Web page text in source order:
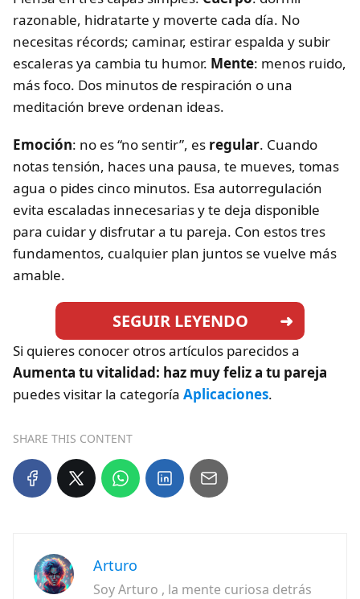
razonable, hidratarte y moverte cada día. No
necesitas récords; caminar, estirar espalda y subir
escaleras ya cambia tu humor. Mente: menos ruido,
más foco. Dos minutos de respiración o una
meditación breve ordenan ideas.
Emoción: no es “no sentir”, es regular. Cuando
notas tensión, haces una pausa, te mueves, tomas
agua o pides cinco minutos. Esa autorregulación
evita escaladas innecesarias y te deja disponible
para cuidar y disfrutar a tu pareja. Con estos tres
fundamentos, cualquier plan juntos se vuelve más
amable.
SEGUIR LEYENDO
Si quieres conocer otros artículos parecidos a
Aumenta tu vitalidad: haz muy feliz a tu pareja
puedes visitar la categoría Aplicaciones.
SHARE THIS CONTENT
Arturo
Soy Arturo , la mente curiosa detrás